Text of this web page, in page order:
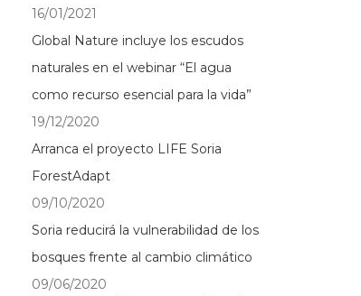
16/01/2021
Global Nature incluye los escudos
naturales en el webinar “El agua
como recurso esencial para la vida”
19/12/2020
Arranca el proyecto LIFE Soria
ForestAdapt
09/10/2020
Soria reducirá la vulnerabilidad de los
bosques frente al cambio climático
09/06/2020